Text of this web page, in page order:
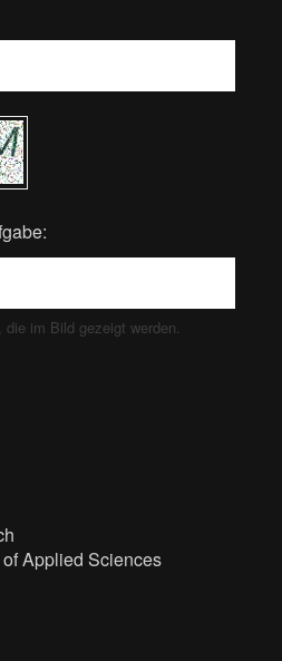
im Bild gezeigt werden.
Applied Sciences